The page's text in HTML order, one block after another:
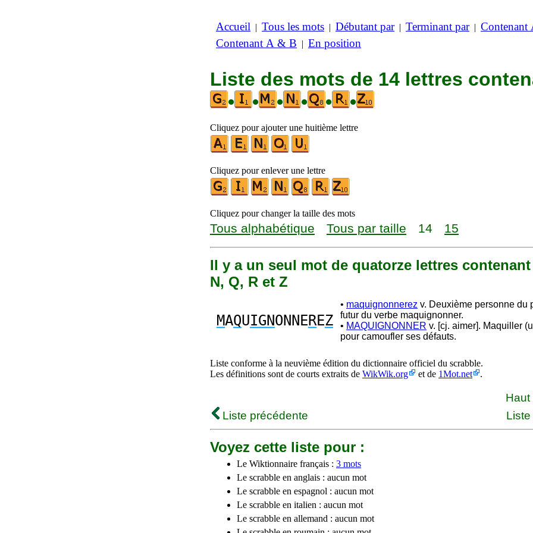
Accueil | Tous les mots | Débutant par| Terminant par| Contenant
Contenant A & B | En position
Liste des mots de 14 lettres
•
• • • • •
Cliquez pour ajouter une huitième lettre
Cliquez pour enlever une lettre
Cliquez pour changer la taille des mots
Tous alphabétique Tous par taille 14 15
Il y a un seul mot de quatorze lettres contenant
N, Q, R et Z
MAQUIGNONNEREZ
• maquignonnerez v. Deuxième personne du
futur du verbe maquignonner.
• MAQUIGNONNER v. [cj. aimer]. Maquiller
pour camoufler ses défauts.
Liste conforme à la neuvième édition du dictionnaire officiel du scrabble.
Les définitions sont de courts extraits de WikWik.org et de 1Mot.net .
Haut
Liste précédente
Voyez cette liste pour :
Le Wiktionnaire français : 3 mots
Le scrabble en anglais : aucun mot
Le scrabble en espagnol : aucun mot
Le scrabble en italien : aucun mot
Le scrabble en allemand : aucun mot